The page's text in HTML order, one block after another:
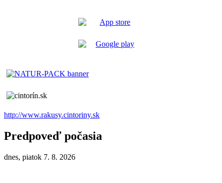
http://www.rakusy.cintoriny.sk
Predpoveď počasia
dnes, piatok 7. 8. 2026